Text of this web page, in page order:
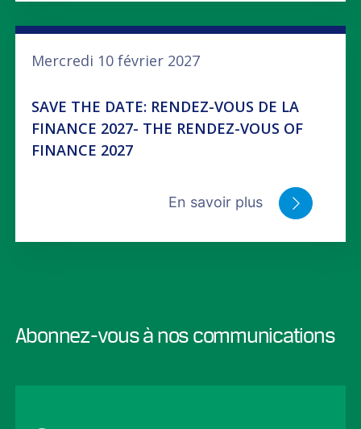
Mercredi 10 février 2027
SAVE THE DATE: RENDEZ-VOUS DE LA
FINANCE 2027- THE RENDEZ-VOUS OF
FINANCE 2027
En savoir plus
Abonnez-vous à nos communications